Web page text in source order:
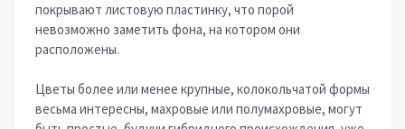
покрывают листовую пластинку, что порой
невозможно заметить фона, на котором они
расположены.
Цветы более или менее крупные, колокольчатой формы
весьма интересны, махровые или полумахровые, могут